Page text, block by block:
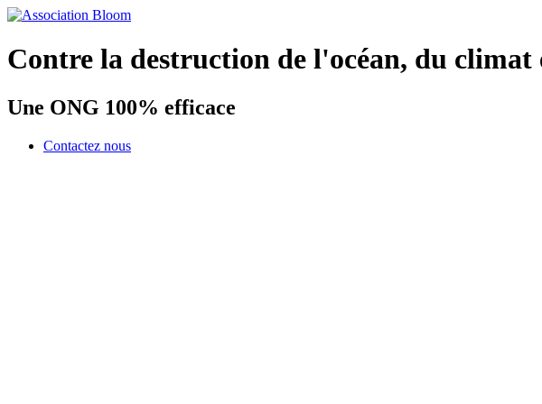
Contre la destruction de l'océan, du climat
Une ONG 100% efficace
Contactez nous